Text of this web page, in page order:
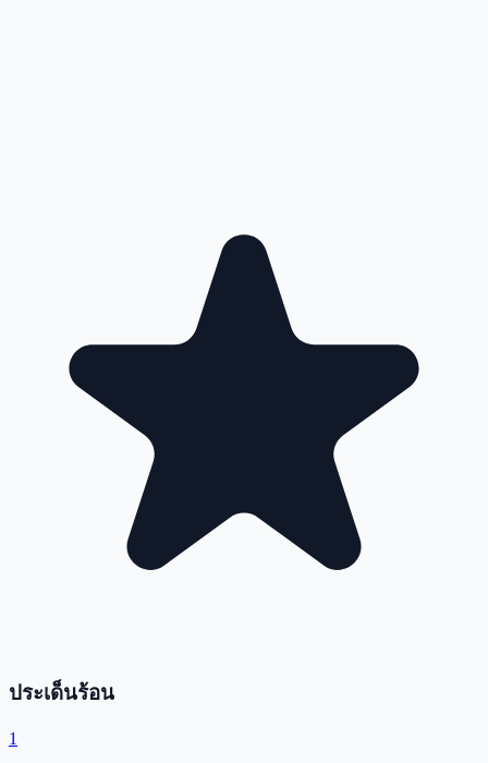
ประเด็นร้อน
1